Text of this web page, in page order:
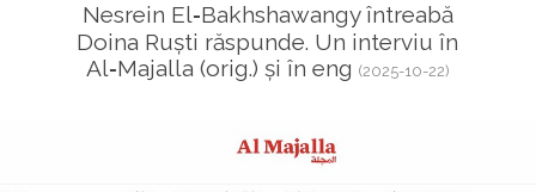
Nesrein El‑Bakhshawangy întreabă
Doina Ruști răspunde. Un interviu în
Al‑Majalla (orig.) și în eng (2025-10-22)